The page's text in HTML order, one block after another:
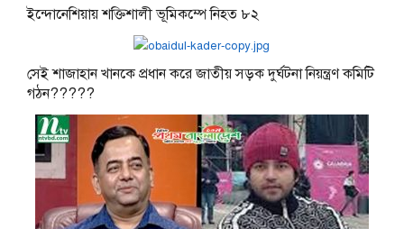
ইন্দোনেশিয়ায় শক্তিশালী ভূমিকম্পে নিহত ৮২
সেই শাজাহান খানকে প্রধান করে জাতীয় সড়ক দুর্ঘটনা নিয়ন্ত্রণ কমিটি
গঠন?????